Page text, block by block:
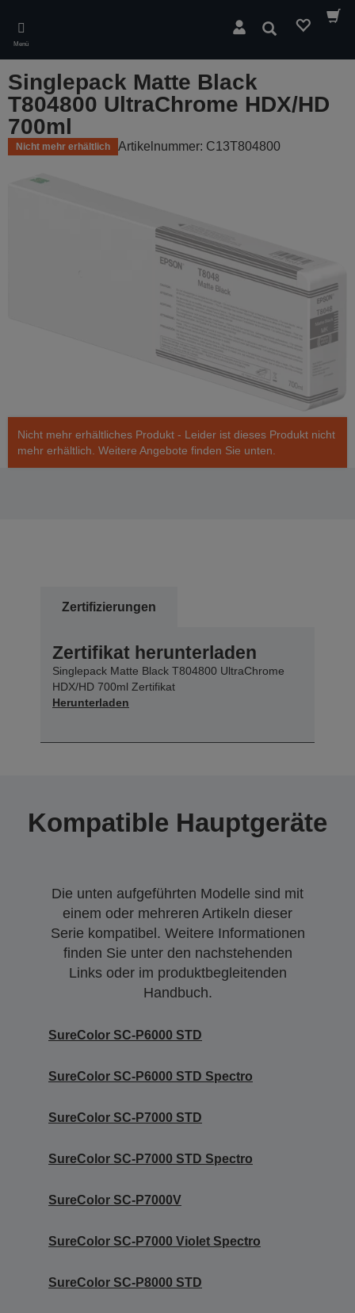
main
content
Menü
Suchen
Singlepack Matte Black
T804800 UltraChrome HDX/HD
700ml
Nicht mehr erhältlich Artikelnummer: C13T804800
Nicht mehr erhältliches Produkt - Leider ist dieses Produkt nicht
mehr erhältlich. Weitere Angebote finden Sie unten.
Zertifizierungen
Zertifikat herunterladen
Singlepack Matte Black T804800 UltraChrome
HDX/HD 700ml Zertifikat
Herunterladen
Kompatible Hauptgeräte
Die unten aufgeführten Modelle sind mit
einem oder mehreren Artikeln dieser
Serie kompatibel. Weitere Informationen
finden Sie unter den nachstehenden
Links oder im produktbegleitenden
Handbuch.
SureColor SC-P6000 STD
SureColor SC-P6000 STD Spectro
SureColor SC-P7000 STD
SureColor SC-P7000 STD Spectro
SureColor SC-P7000V
SureColor SC-P7000 Violet Spectro
SureColor SC-P8000 STD